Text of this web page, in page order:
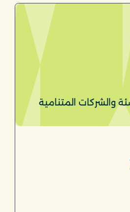
والشركات المتنامية